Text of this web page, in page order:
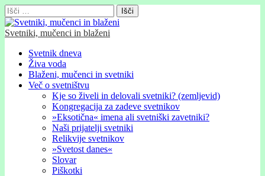
Išči:
Svetniki, mučenci in blaženi
Glavni
meni
Skip
content
Svetnik dneva
Živa voda
Blaženi, mučenci in svetniki
Več o svetništvu
Kje so živeli in delovali svetniki? (zemljevid)
Kongregacija za zadeve svetnikov
»Eksotična« imena ali svetniški zavetniki?
Naši prijatelji svetniki
Relikvije svetnikov
»Svetost danes«
Slovar
Piškotki